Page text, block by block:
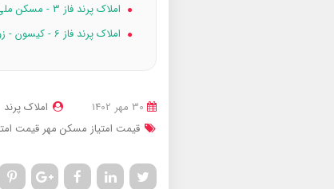
املاک پرند فاز 3 - مسکن ملی پروژه ۱۶۸ واحدی امام حسن
املاک پرند فاز 6 - کیسون - زون ۶
املاک پرند
قیمت امتیاز مسکن مهر قیمت